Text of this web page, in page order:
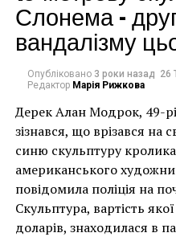
Чоловік позує під
накинеться на упаковку
має ознаки вуличного
Лоустофті на східному
року. (Фото Джастіна
В інтерв’ю “Таймс” пан
Слонема –
вандалізму
Опубліковано 3 роки назад 26
Редактор Марія Рижкова
Дерек Алан Модрок, 49-
зізнався, що врізався на
синю скульптуру
американського
повідомила поліція на
Скульптура, вартість
доларів, знаходилася в